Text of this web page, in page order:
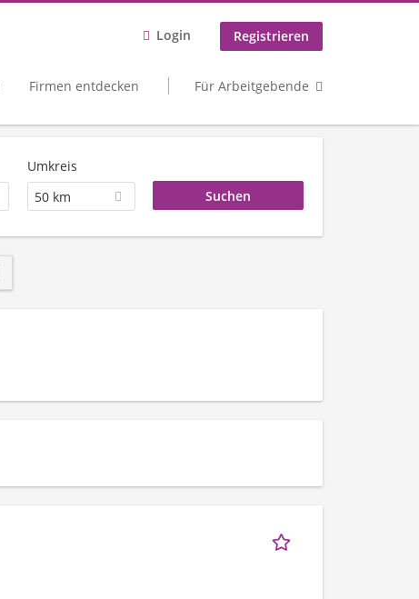
Login Registrieren
Firmen entdecken Für Arbeitgebende
Umkreis
50 km